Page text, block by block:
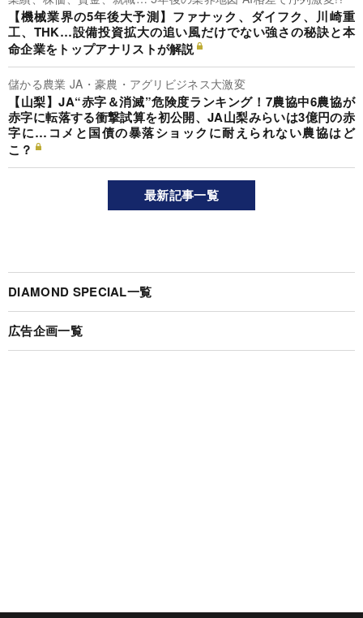
【機械業界の5年後大予測】ファナック、ダイフク、川崎重
工、THK…設備投資拡大の追い風だけでない強さの秘訣と本
命企業をトップアナリストが解説
儲かる農業 JA・豪農・アグリビジネス大激変
【山梨】JA“赤字＆消滅”危険度ランキング！7農協中6農協が
赤字に転落する衝撃試算を初公開、JA山梨みらいは3億円の赤
字に…コメと国債の暴落ショックに耐えられない農協はど
こ？
最新記事一覧
DIAMOND SPECIAL一覧
広告企画一覧